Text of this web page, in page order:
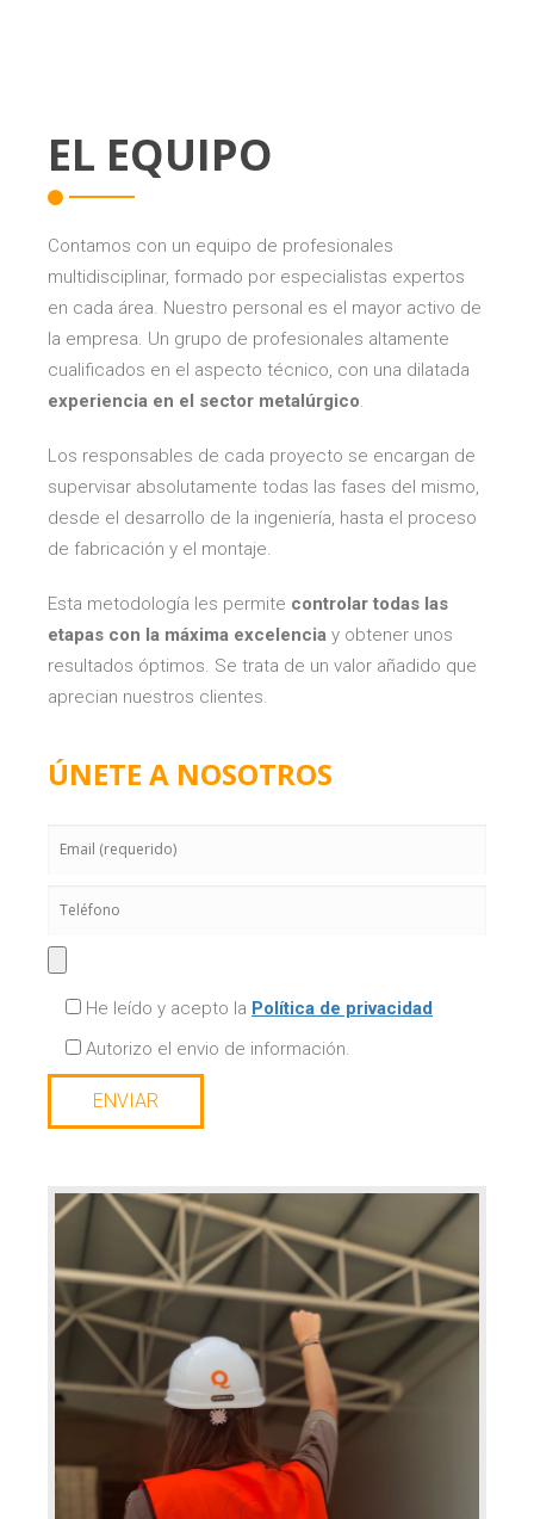
EL EQUIPO
Contamos con un equipo de profesionales
multidisciplinar, formado por especialistas expertos
en cada área. Nuestro personal es el mayor activo de
la empresa. Un grupo de profesionales altamente
cualificados en el aspecto técnico, con una dilatada
experiencia en el sector metalúrgico.
Los responsables de cada proyecto se encargan de
supervisar absolutamente todas las fases del mismo,
desde el desarrollo de la ingeniería, hasta el proceso
de fabricación y el montaje.
Esta metodología les permite controlar todas las
etapas con la máxima excelencia y obtener unos
resultados óptimos. Se trata de un valor añadido que
aprecian nuestros clientes.
ÚNETE A NOSOTROS
He leído y acepto la Polí­tica de privacidad
Autorizo el envio de información.